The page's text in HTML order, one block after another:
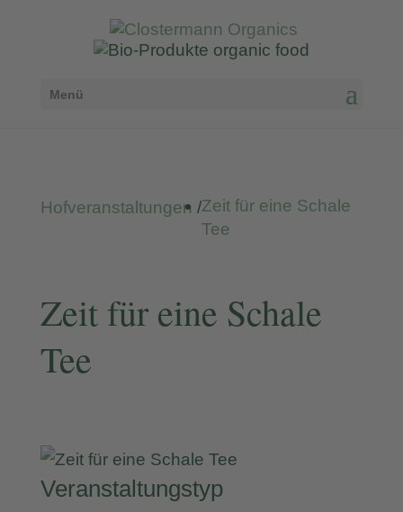
Menü
Hofveranstaltungen /Zeit für eine Schale
Tee
Zeit für eine Schale
Tee
Veranstaltungstyp